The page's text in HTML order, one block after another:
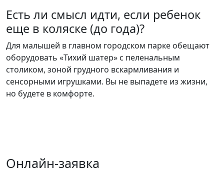
Есть ли смысл идти, если ребенок
еще в коляске (до года)?
Для малышей в главном городском парке обещают
оборудовать «Тихий шатер» с пеленальным
столиком, зоной грудного вскармливания и
сенсорными игрушками. Вы не выпадете из жизни,
но будете в комфорте.
Онлайн-заявка